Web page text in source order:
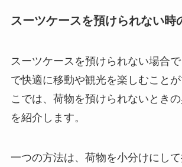
スーツケースを預けられない時
スーツケースを預けられない場合
で快適に移動や観光を楽しむこと
こでは、荷物を預けられないとき
を紹介します。
一つの方法は、荷物を小分けにし